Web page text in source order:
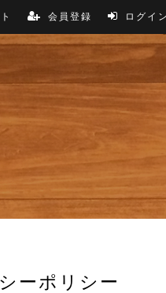
会員登録 ログイン
ーポリシー